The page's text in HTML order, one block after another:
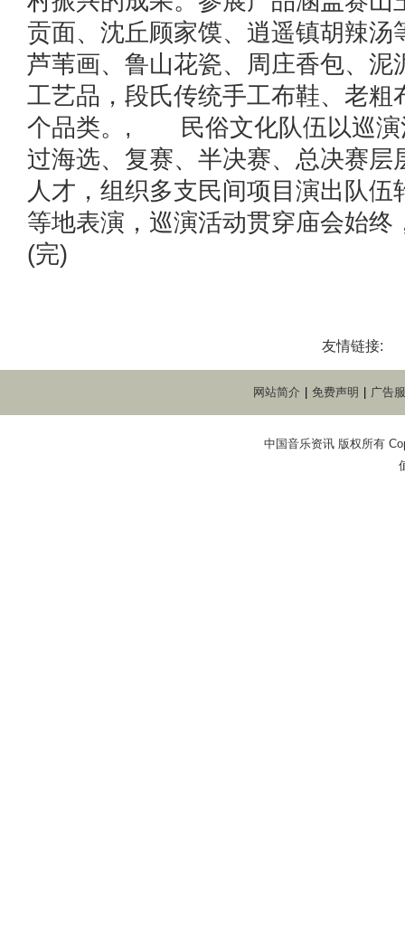
贡面、沈丘顾家馍、逍遥镇胡辣汤
芦苇画、鲁山花瓷、周庄香包、泥
工艺品，段氏传统手工布鞋、老粗
个品类。, 民俗文化队伍以巡演
过海选、复赛、半决赛、总决赛层
人才，组织多支民间项目演出队伍
等地表演，巡演活动贯穿庙会始终
(完)
友情链接:
网站简介 免费声明 广告
中国音乐资讯 版权所有